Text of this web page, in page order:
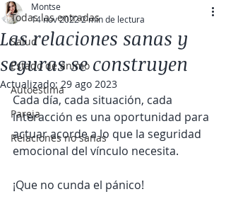
Todas las entradas
Salud
Estado de ánimo
Autoestima
Pareja
Relaciones no sanas
Las relaciones sanas y
seguras se construyen
Montse
14 nov 20222 min de lectura
Actualizado: 29 ago 2023
Cada día, cada situación, cada
interacción es una oportunidad para
actuar acorde a lo que la seguridad
emocional del vínculo necesita.
¡Que no cunda el pánico!